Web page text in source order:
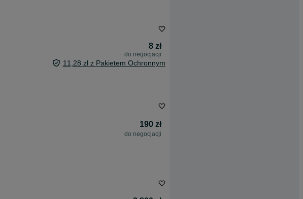
8 zł
do negocjacji
11,28 zł z Pakietem Ochronnym
190 zł
do negocjacji